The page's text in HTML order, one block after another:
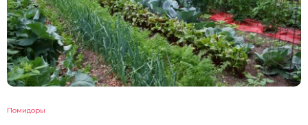
Помидоры